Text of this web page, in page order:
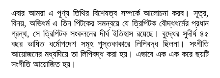
এবার আমরা এ পূণ্য তিথির বিশেষত্ব সম্পর্কে আলোচনা করব। সূত্র,
বিনয়, অভিধর্ম এ তিন পিটকের সমন্বয়ে যে ত্রিপিটক বৌদ্ধধর্মের প্রধান
গ্রন্থ, সে ত্রিপিটক সংকলনের দীর্ঘ ইতিহাস রয়েছে। বুদ্ধের সুদীর্ঘ ৪৫
বছর ভাষিত ধর্মোপদেশ সমূহ পুস্তকাকারে লিপিবদ্ধ ছিলনা। সংগীতি
আয়োজনের মধ্যদিয়ে তা লিপিবদ্ধ করা হয়। এভাবে এক এক করে ছয়টি
সংগীতি আয়োজিত হয়।